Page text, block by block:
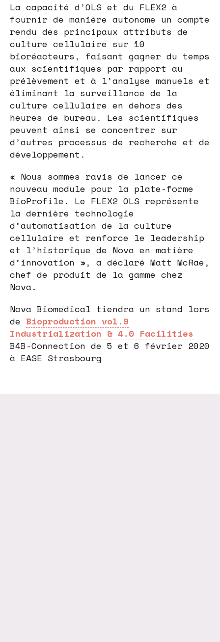
La capacité d’OLS et du FLEX2 à
fournir de manière autonome un compte
rendu des principaux attributs de
culture cellulaire sur 10
bioréacteurs, faisant gagner du temps
aux scientifiques par rapport au
prélèvement et à l’analyse manuels et
éliminant la surveillance de la
culture cellulaire en dehors des
heures de bureau. Les scientifiques
peuvent ainsi se concentrer sur
d’autres processus de recherche et de
développement.
« Nous sommes ravis de lancer ce
nouveau module pour la plate-forme
BioProfile. Le FLEX2 OLS représente
la dernière technologie
d’automatisation de la culture
cellulaire et renforce le leadership
et l’historique de Nova en matière
d’innovation », a déclaré Matt McRae,
chef de produit de la gamme chez
Nova.
Nova Biomedical tiendra un stand lors
de Bioproduction vol.9
Industrialization & 4.0 Facilities
B4B-Connection de 5 et 6 février 2020
à EASE Strasbourg